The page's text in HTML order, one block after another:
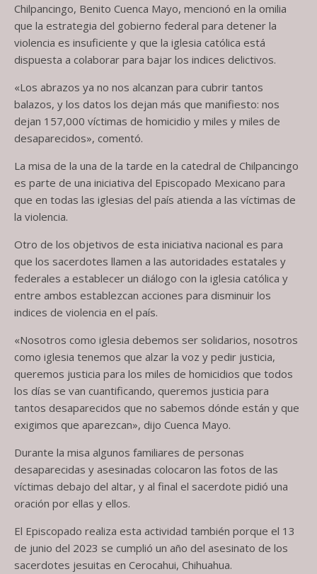
Chilpancingo, Benito Cuenca Mayo, mencionó en la omilia
que la estrategia del gobierno federal para detener la
violencia es insuficiente y que la iglesia católica está
dispuesta a colaborar para bajar los indices delictivos.
«Los abrazos ya no nos alcanzan para cubrir tantos
balazos, y los datos los dejan más que manifiesto: nos
dejan 157,000 víctimas de homicidio y miles y miles de
desaparecidos», comentó.
La misa de la una de la tarde en la catedral de Chilpancingo
es parte de una iniciativa del Episcopado Mexicano para
que en todas las iglesias del país atienda a las víctimas de
la violencia.
Otro de los objetivos de esta iniciativa nacional es para
que los sacerdotes llamen a las autoridades estatales y
federales a establecer un diálogo con la iglesia católica y
entre ambos establezcan acciones para disminuir los
indices de violencia en el país.
«Nosotros como iglesia debemos ser solidarios, nosotros
como iglesia tenemos que alzar la voz y pedir justicia,
queremos justicia para los miles de homicidios que todos
los días se van cuantificando, queremos justicia para
tantos desaparecidos que no sabemos dónde están y que
exigimos que aparezcan», dijo Cuenca Mayo.
Durante la misa algunos familiares de personas
desaparecidas y asesinadas colocaron las fotos de las
víctimas debajo del altar, y al final el sacerdote pidió una
oración por ellas y ellos.
El Episcopado realiza esta actividad también porque el 13
de junio del 2023 se cumplió un año del asesinato de los
sacerdotes jesuitas en Cerocahui, Chihuahua.